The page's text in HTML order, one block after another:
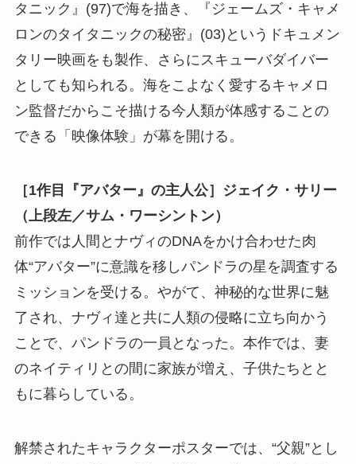
タニック』(97)で海を描き、『ジェームズ・キャメ
ロンのタイタニックの秘密』(03)というドキュメン
タリー映画をも製作、さらにスキューバダイバー
としても知られる。海をこよなく愛するキャメロ
ン監督だからこそ描ける今人類が体感することの
できる「映像体験」が幕を開ける。
［1作目『アバター』の主人公］ジェイク・サリー
（上段左／サム・ワーシントン）
前作では人間とナヴィのDNAをかけ合わせた肉
体“アバター”に意識を移しパンドラの星を調査する
ミッションを受ける。やがて、神秘的な世界に魅
了され、ナヴィ達と共に人類の侵略に立ち向かう
ことで、パンドラの一員となった。本作では、妻
のネイティリとの間に家族が増え、子供たちとと
もに暮らしている。
解禁されたキャラクターポスターでは、“父親”とし